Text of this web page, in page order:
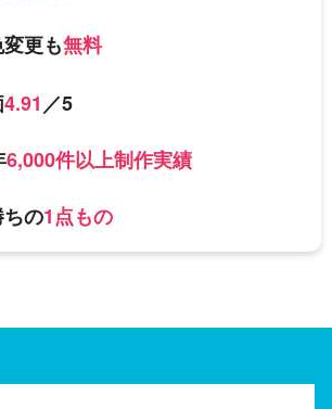
更も無料
4.91／5
6,000件以上制作実績
の1点もの